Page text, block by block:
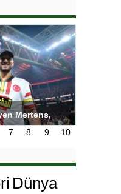
Gururlandırdı
7 8 9 10
Dünya